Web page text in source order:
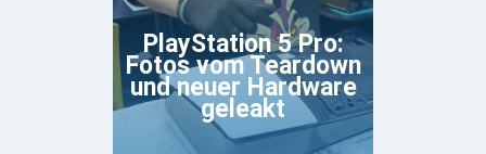
PlayStation 5 Pro:
Fotos vom Teardown
und neuer Hardware
geleakt